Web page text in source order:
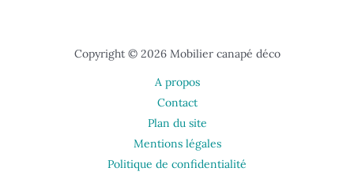
Copyright © 2026 Mobilier canapé déco
A propos
Contact
Plan du site
Mentions légales
Politique de confidentialité